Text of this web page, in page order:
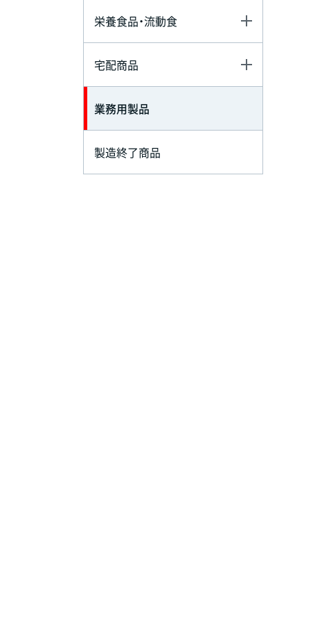
栄養食品・流動食
宅配商品
業務用製品
製造終了商品